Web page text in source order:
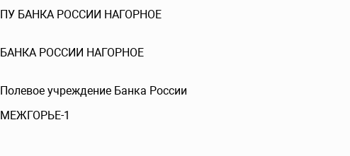
ПУ БАНКА РОССИИ НАГОРНОЕ
БАНКА РОССИИ НАГОРНОЕ
Полевое учреждение Банка России
МЕЖГОРЬЕ-1